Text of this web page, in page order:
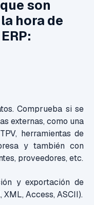
son
hora de
Comprueba si se
externas, como una
herramientas de
y también con
proveedores, etc.
y exportación de
Access, ASCII).